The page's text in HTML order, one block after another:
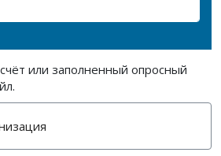
или заполненный опросный